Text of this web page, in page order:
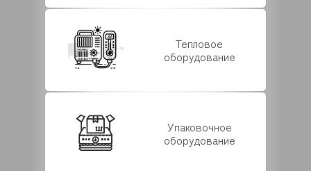
Тепловое
оборудование
Упаковочное
оборудование